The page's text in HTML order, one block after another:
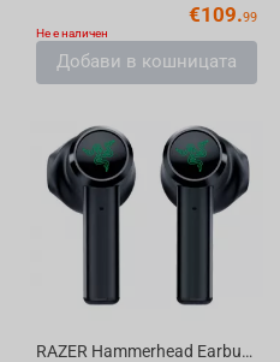
€109.99
Не е наличен
Добави в кошницата
RAZER Hammerhead Earbuds True Wireless X